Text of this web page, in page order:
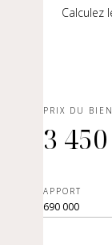
Calculez
PRIX DU
3
APPORT